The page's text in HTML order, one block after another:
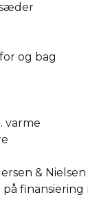
og bag
varme
&
på